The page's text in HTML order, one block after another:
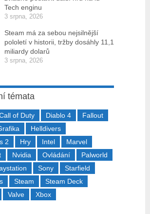
Tech enginu
3 srpna, 2026
Steam má za sebou nejsilnější
pololetí v historii, tržby dosáhly 11,1
miliardy dolarů
3 srpna, 2026
témata
of Duty Diablo 4
Fallout
Helldivers
2
Hry Intel
Marvel
Nvidia Ovládání
Palworld
Sony
Starfield
Steam
Steam Deck
Valve Xbox